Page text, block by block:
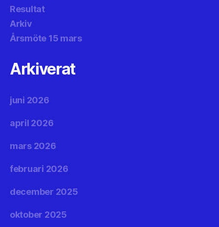
Resultat
Arkiv
Årsmöte 15 mars
Arkiverat
juni 2026
april 2026
mars 2026
februari 2026
december 2025
oktober 2025